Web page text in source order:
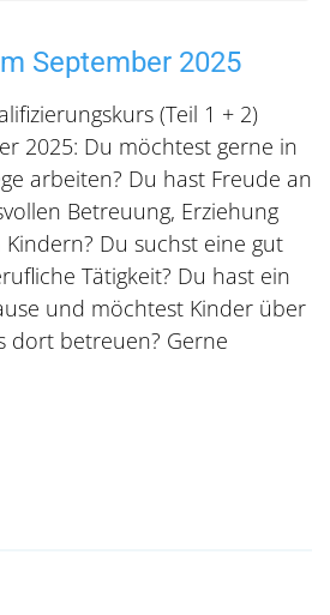
September 2025
(Teil 1 + 2)
2025: Du möchtest gerne in
arbeiten? Du hast Freude an
Betreuung, Erziehung
Du suchst eine gut
Tätigkeit? Du hast ein
und möchtest Kinder über
dort betreuen? Gerne